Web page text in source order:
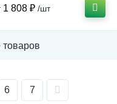
1 808 ₽ /шт
товаров
6 7